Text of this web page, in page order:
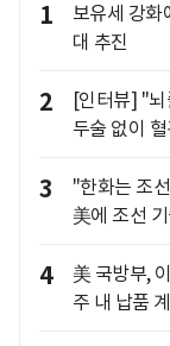
1
보유세 강
대 추진
2
[인터뷰] "
두술 없이
3
"한화는 조
美에 조선
4
美 국방부,
주 내 납품